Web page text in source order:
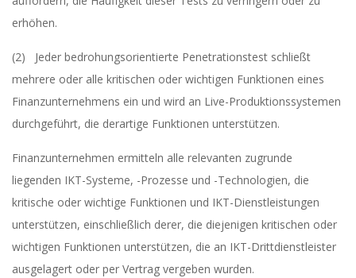
erhöhen.
(2) Jeder bedrohungsorientierte Penetrationstest schließt
mehrere oder alle kritischen oder wichtigen Funktionen eines
Finanzunternehmens ein und wird an Live-Produktionssystemen
durchgeführt, die derartige Funktionen unterstützen.
Finanzunternehmen ermitteln alle relevanten zugrunde
liegenden IKT-Systeme, -Prozesse und -Technologien, die
kritische oder wichtige Funktionen und IKT-Dienstleistungen
unterstützen, einschließlich derer, die diejenigen kritischen oder
wichtigen Funktionen unterstützen, die an IKT-Drittdienstleister
ausgelagert oder per Vertrag vergeben wurden.